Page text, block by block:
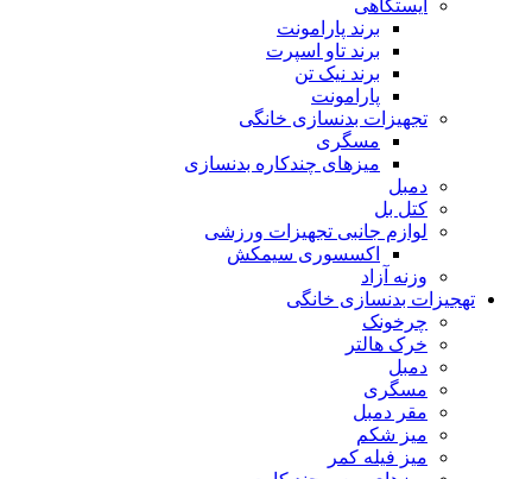
ایستگاهی
برند پارامونت
برند تاو اسپرت
برند نیک تن
پارامونت
تجهیزات بدنسازی خانگی
مسگری
میزهای چندکاره بدنسازی
دمبل
کتل بل
لوازم جانبی تجهیزات ورزشی
اکسسوری سیمکش
وزنه آزاد
تهجیزات بدنسازی خانگی
چرخونک
خرک هالتر
دمبل
مسگری
مقر دمبل
میز شکم
میز فیله کمر